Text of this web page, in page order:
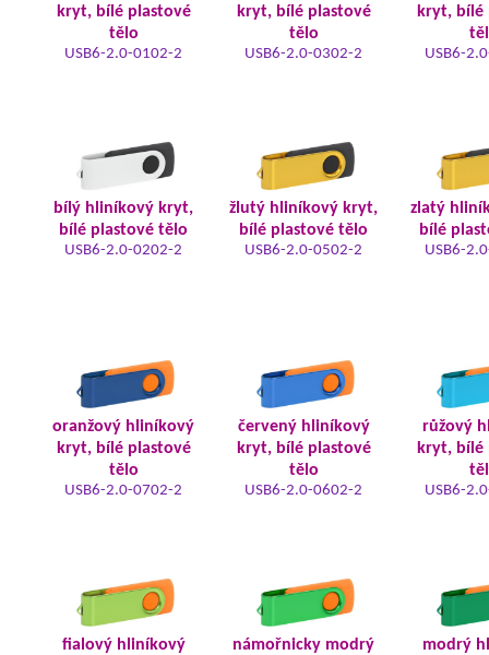
kryt, bílé plastové
tělo
USB6-2.0-0102-2
kryt, bílé plastové
tělo
USB6-2.0-0302-2
kryt, bílé
USB6-
bílý hliníkový kryt,
bílé plastové tělo
USB6-2.0-0202-2
žlutý hliníkový kryt,
bílé plastové tělo
USB6-2.0-0502-2
zlatý
bílé
USB6-
oranžový hliníkový
kryt, bílé plastové
tělo
USB6-2.0-0702-2
červený hliníkový
kryt, bílé plastové
tělo
USB6-2.0-0602-2
růžový
kryt, bílé
USB6-
fialový hliníkový
námořnicky modrý
modrý